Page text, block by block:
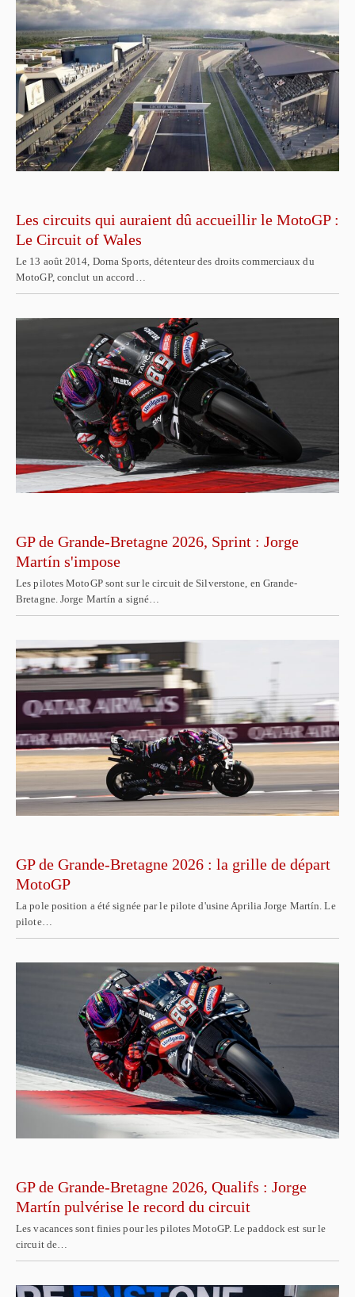
Les circuits qui auraient dû accueillir le MotoGP :
Le Circuit of Wales
Le 13 août 2014, Dorna Sports, détenteur des droits commerciaux du
MotoGP, conclut un accord…
GP de Grande-Bretagne 2026, Sprint : Jorge
Martín s'impose
Les pilotes MotoGP sont sur le circuit de Silverstone, en Grande-
Bretagne. Jorge Martín a signé…
GP de Grande-Bretagne 2026 : la grille de départ
MotoGP
La pole position a été signée par le pilote d'usine Aprilia Jorge Martín. Le
pilote…
GP de Grande-Bretagne 2026, Qualifs : Jorge
Martín pulvérise le record du circuit
Les vacances sont finies pour les pilotes MotoGP. Le paddock est sur le
circuit de…